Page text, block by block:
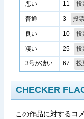
悪い 11
普通 3
良い 10
凄い 25
3号が凄い 67
CHECKER
この作品に対するコ